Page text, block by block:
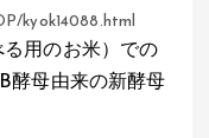
kyok14088.html
用のお米）での
酵母由来の新酵母